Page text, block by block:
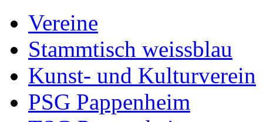
Vereine
Stammtisch weissblau
Kunst- und Kulturverein
PSG Pappenheim